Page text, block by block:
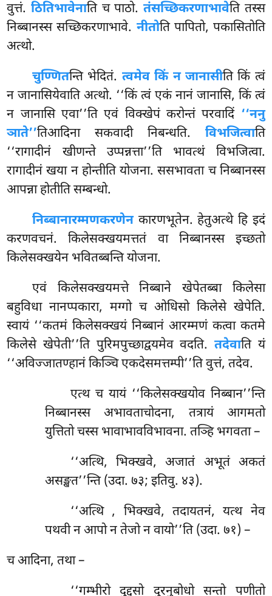
वुत्तं. ठितिभावेनाति च पाठो.तंसच्छिकरणाभावेति तस्स
निब्बानस्स सच्छिकरणाभावे. नीतोति पापितो, पकासितोति
अत्थो.
चुण्णितन्ति भेदितं. त्वमेव किं न जानासीति किं त्वं
न जानासियेवाति अत्थो. ‘‘किं त्वं एकं नानं जानासि, किं त्वं
न जानासि एवा’’ति एवं विक्खेपं करोन्तं परवादिं ‘‘ननु
ञाते’’तिआदिना सकवादी निबन्धति. विभजित्वाति
‘‘रागादीनं खीणन्ते उप्पन्नत्ता’’ति भावत्थं विभजित्वा.
रागादीनं खया न होन्तीति योजना. ससभावता च निब्बानस्स
आपन्ना होतीति सम्बन्धो.
निब्बानारम्मणकरणेनकारणभूतेन. हेतुअत्थे हि इदं
करणवचनं. किलेसक्खयमत्ततं वा निब्बानस्स इच्छतो
किलेसक्खयेन भवितब्बन्ति योजना.
एवं किलेसक्खयमत्ते निब्बाने खेपेतब्बा किलेसा
बहुविधा नानप्पकारा, मग्गो च ओधिसो किलेसे खेपेति.
स्वायं ‘‘कतमं किलेसक्खयं निब्बानं आरम्मणं कत्वा कतमे
किलेसे खेपेती’’ति पुरिमपुच्छाद्वयमेव वदति.तदेवाति यं
‘‘अविज्जातण्हानं किञ्चि एकदेसमत्तम्पी’’ति वुत्तं, तदेव.
एत्थ च यायं ‘‘किलेसक्खयोव निब्बान’’न्ति
निब्बानस्स अभावताचोदना, तत्रायं आगमतो
युत्तितो चस्स भावाभावविभावना. तञ्हि भगवता –
‘‘अत्थि, भिक्खवे, अजातं अभूतं अकतं
असङ्खत’’न्ति (उदा. ७३; इतिवु. ४३).
‘‘अत्थि , भिक्खवे, तदायतनं, यत्थ नेव
पथवी न आपो न तेजो न वायो’’ति (उदा. ७१) –
च आदिना, तथा –
‘‘गम्भीरोदुद्दसो दुरनुबोधो सन्तो पणीतो